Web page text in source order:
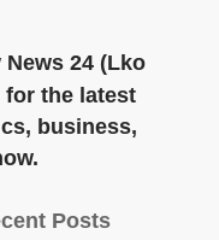
24 (Lko
for the latest
business,
Posts